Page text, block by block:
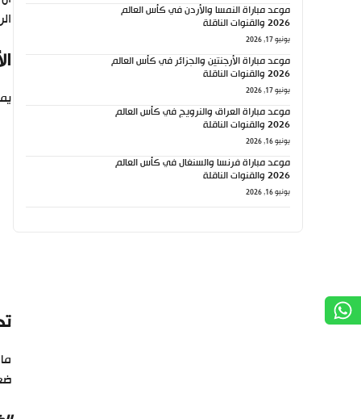
موعد مباراة النمسا والأردن في كأس العالم
2026 والقنوات الناقلة
يونيو 17, 2026
موعد مباراة الأرجنتين والجزائر في كأس العالم
2026 والقنوات الناقلة
يونيو 17, 2026
موعد مباراة العراق والنرويج في كأس العالم
2026 والقنوات الناقلة
يونيو 16, 2026
موعد مباراة فرنسا والسنغال في كأس العالم
2026 والقنوات الناقلة
يونيو 16, 2026